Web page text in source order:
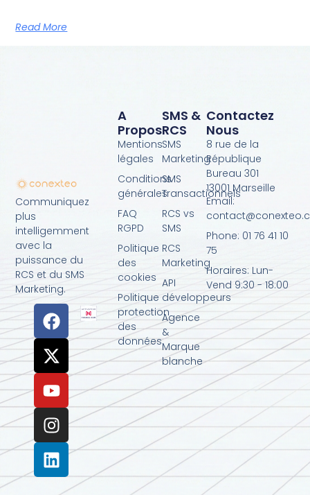
Read More
Communiquez
plus
intelligemment
avec la
puissance du
RCS et du SMS
Marketing.
SMS &
RCS
SMS
Marketing
SMS
Transactionnels
RCS vs
SMS
RCS
Marketing
API
développeurs
Agence
&
Marque
blanche
A
Propos
Mentions
légales
Conditions
générales
FAQ
RGPD
Politique
des
cookies
Politique
protection
des
données
Contactez
Nous
8 rue de la
République
Bureau 301
13001 Marseille
Email:
Phone: 01 76 41 10
75
Horaires: Lun-
Vend 9:30 - 18:00